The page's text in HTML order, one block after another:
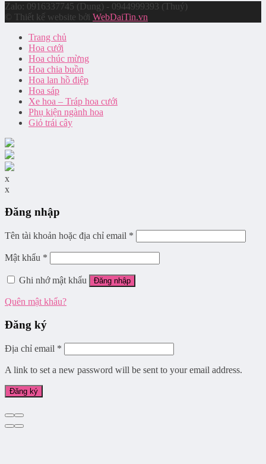
Zalo: 0916337745 (Dung) - 0944999393 (Thuý)
© Thiết kế website bởi WebDaiTin.vn
Trang chủ
Hoa cưới
Hoa chúc mừng
Hoa chia buồn
Hoa lan hồ điệp
Hoa sáp
Xe hoa – Tráp hoa cưới
Phụ kiện ngành hoa
Giỏ trái cây
x
x
Đăng nhập
Tên tài khoản hoặc địa chỉ email *
Mật khẩu *
Ghi nhớ mật khẩu Đăng nhập
Quên mật khẩu?
Đăng ký
Địa chỉ email *
A link to set a new password will be sent to your email address.
Đăng ký